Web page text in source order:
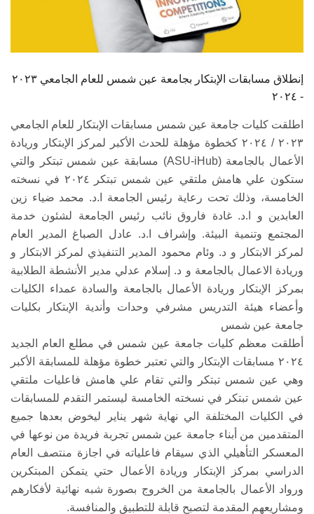
إنطلاق مسابقات الإبتكار بجامعة عين شمس للعام الجامعي ٢٠٢٣
- ٢٠٢٤
اطلقت كليات جامعة عين شمس مسابقات الإبتكار للعام الجامعي
٢٠٢٣ / ٢٠٢٤ كخطوة مؤهلة للحدث الأكبر لمركز الإبتكار وريادة
الأعمال بالجامعة (ASU-iHub) مسابقة عين شمس تبتكر والتي
ستكون علي هامش ملتقي عين شمس تبتكر ٢٠٢٤ في نسخته
الخامسة، وذلك تحت رعاية رئيس الجامعة ا.د. محمد ضياء زين
العابدين و ا.د. غادة فاروق نائب رئيس الجامعة لشئون خدمة
المجتمع وتنمية البيئة. وإشراف ا.د. عادل الصباغ المدير العام
لمركز الابتكار و د. وئام محمود المدير التنفيذي لمركز الابتكار و
وريادة الاعمال بالجامعة و د. إسلام عدلي مدير الأنشطة الطلابية
بمركز الإبتكار وريادة الأعمال بالجامعة والسادة عمداء الكليات
وأعضاء هيئة التدريس مشرفي وحدات وأندية الإبتكار بكليات
جامعة عين شمس
أطلقت معظم كليات جامعة عين شمس في مطلع العام الجديد
٢٠٢٤ مسابقات الإبتكار والتي تعتبر خطوة مؤهلة للمسابقة الأكبر
وهي عين شمس تبتكر والتي تقام علي هامش فاعليات ملتقي
عين شمس تبتكر في نسخته الخامسة ليستمر التقدم للمسابقات
في الكليات المختلفة الي نهاية شهر يناير ليخوض بعدها جميع
المتقدمين من أبناء جامعة عين شمس تجربة فريدة من نوعها في
المعسكر التأهيلي الذي سيقام فاعلياته في اجازة منتصف العام
الدراسي بمركز الإبتكار وريادة الأعمال حتي يتمكن المبتكرين
ورواد الأعمال بالجامعة من الخروج بصورة شبه نهائية لأفكارهم
ومشاريعهم المقدمة لتصبح قابلة للتطبيق والمنافسة.